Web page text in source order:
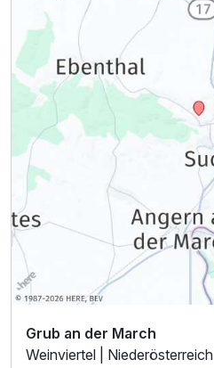
Grub an der March
Weinviertel | Niederösterreich